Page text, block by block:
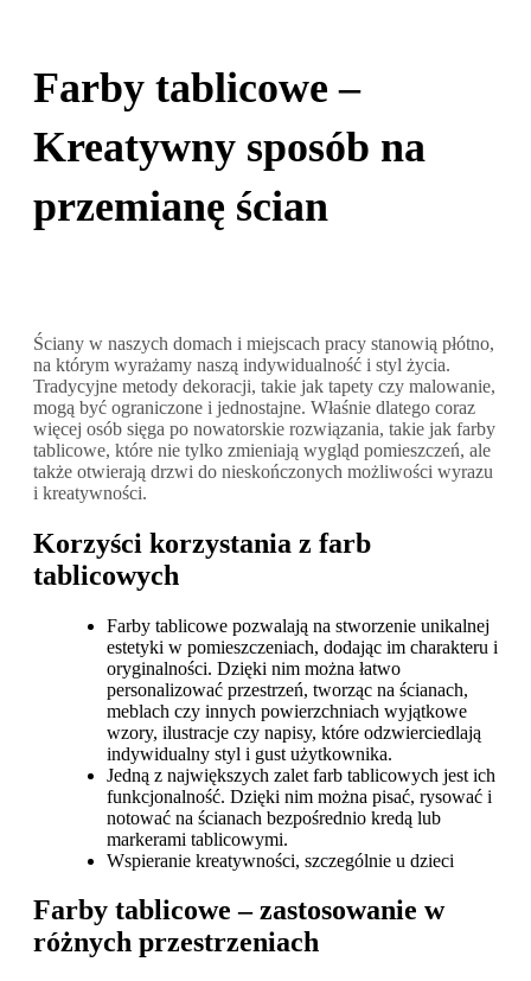
Farby tablicowe –
Kreatywny sposób na
przemianę ścian
Ściany w naszych domach i miejscach pracy stanowią płótno,
na którym wyrażamy naszą indywidualność i styl życia.
Tradycyjne metody dekoracji, takie jak tapety czy malowanie,
mogą być ograniczone i jednostajne. Właśnie dlatego coraz
więcej osób sięga po nowatorskie rozwiązania, takie jak farby
tablicowe, które nie tylko zmieniają wygląd pomieszczeń, ale
także otwierają drzwi do nieskończonych możliwości wyrazu
i kreatywności.
Korzyści korzystania z farb
tablicowych
Farby tablicowe pozwalają na stworzenie unikalnej
estetyki w pomieszczeniach, dodając im charakteru i
oryginalności. Dzięki nim można łatwo
personalizować przestrzeń, tworząc na ścianach,
meblach czy innych powierzchniach wyjątkowe
wzory, ilustracje czy napisy, które odzwierciedlają
indywidualny styl i gust użytkownika.
Jedną z największych zalet farb tablicowych jest ich
funkcjonalność. Dzięki nim można pisać, rysować i
notować na ścianach bezpośrednio kredą lub
markerami tablicowymi.
Wspieranie kreatywności, szczególnie u dzieci
Farby tablicowe – zastosowanie w
różnych przestrzeniach